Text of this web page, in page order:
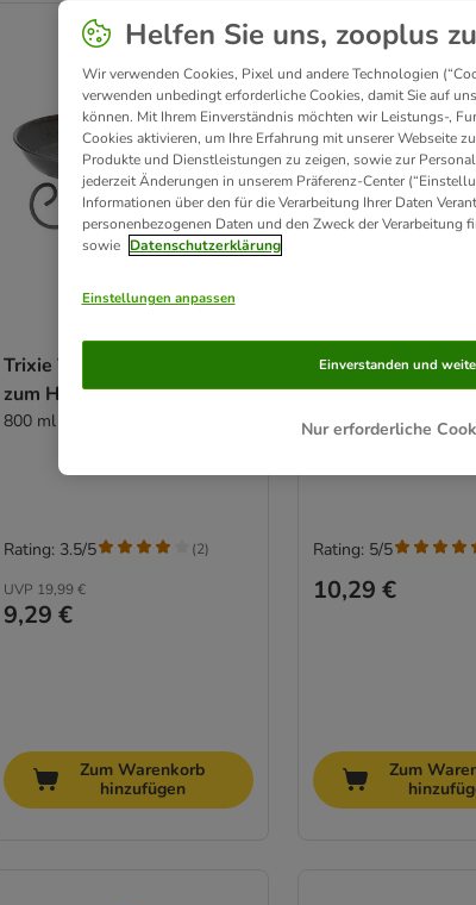
Trixie Vogeltränke & -bad
zum Hinstellen
800 ml / ca. Ø 22 cm
UVP 19,99 €
9,29 €
Rating: 3.5/5 (2)
Zum Warenkorb
hinzufügen
TIAKI Spielwand
L 28 x B 18 cm
10,29 €
Rating: 5/5
Zum
Helfen Sie uns, zooplus
Wir verwenden Cookies, Pixel und andere Technologien
verwenden unbedingt erforderliche Cookies, damit Sie auf
können. Mit Ihrem Einverständnis möchten wir Leistungs-,
Cookies aktivieren, um Ihre Erfahrung mit unserer Webseite
Produkte und Dienstleistungen zu zeigen, sowie zur
jederzeit Änderungen in unserem Präferenz-Center
Informationen über den für die Verarbeitung Ihrer Daten
personenbezogenen Daten und den Zweck der Verarbeitung
sowie Datenschutzerklärung
Einstellungen anpassen
Nur erforderliche
Einverstanden und